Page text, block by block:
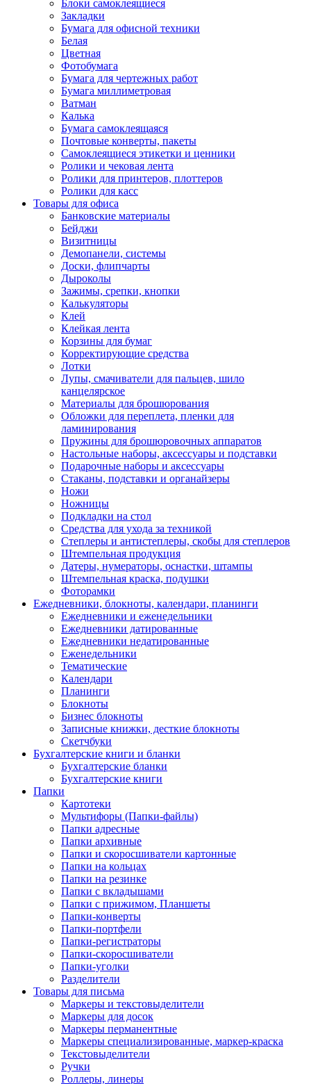
Блоки самоклеящиеся
Закладки
Бумага для офисной техники
Белая
Цветная
Фотобумага
Бумага для чертежных работ
Бумага миллиметровая
Ватман
Калька
Бумага самоклеящаяся
Почтовые конверты, пакеты
Самоклеящиеся этикетки и ценники
Ролики и чековая лента
Ролики для принтеров, плоттеров
Ролики для касс
Товары для офиса
Банковские материалы
Бейджи
Визитницы
Демопанели, системы
Доски, флипчарты
Дыроколы
Зажимы, срепки, кнопки
Калькуляторы
Клей
Клейкая лента
Корзины для бумаг
Корректирующие средства
Лотки
Лупы, смачиватели для пальцев, шило
канцелярское
Материалы для брошюрования
Обложки для переплета, пленки для
ламинирования
Пружины для брошюровочных аппаратов
Настольные наборы, аксессуары и подставки
Подарочные наборы и аксессуары
Стаканы, подставки и органайзеры
Ножи
Ножницы
Подкладки на стол
Средства для ухода за техникой
Степлеры и антистеплеры, скобы для степлеров
Штемпельная продукция
Датеры, нумераторы, оснастки, штампы
Штемпельная краска, подушки
Фоторамки
Ежедневники, блокноты, календари, планинги
Ежедневники и еженедельники
Ежедневники датированные
Ежедневники недатированные
Еженедельники
Тематические
Календари
Планинги
Блокноты
Бизнес блокноты
Записные книжки, десткие блокноты
Скетчбуки
Бухгалтерские книги и бланки
Бухгалтерские бланки
Бухгалтерские книги
Папки
Картотеки
Мультифоры (Папки-файлы)
Папки адресные
Папки архивные
Папки и скоросшиватели картонные
Папки на кольцах
Папки на резинке
Папки с вкладышами
Папки с прижимом, Планшеты
Папки-конверты
Папки-портфели
Папки-регистраторы
Папки-скоросшиватели
Папки-уголки
Разделители
Товары для письма
Маркеры и текстовыделители
Маркеры для досок
Маркеры перманентные
Маркеры специализированные, маркер-краска
Текстовыделители
Ручки
Роллеры, линеры